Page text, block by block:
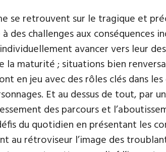
se retrouvent sur le tragique et
challenges aux conséquences
avancer vers leur
maturité ; situations bien
en jeu avec des rôles clés dans
Et au dessus de tout, par
des parcours et
du quotidien en présentant les
au rétroviseur l’image des